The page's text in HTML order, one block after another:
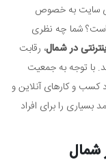
سایت به خصوص
است؟ شما چه نظری
در شمال، رقابت
با توجه به جمعیت
کسب و کارهای آنلاین و
را برای افراد
شمال